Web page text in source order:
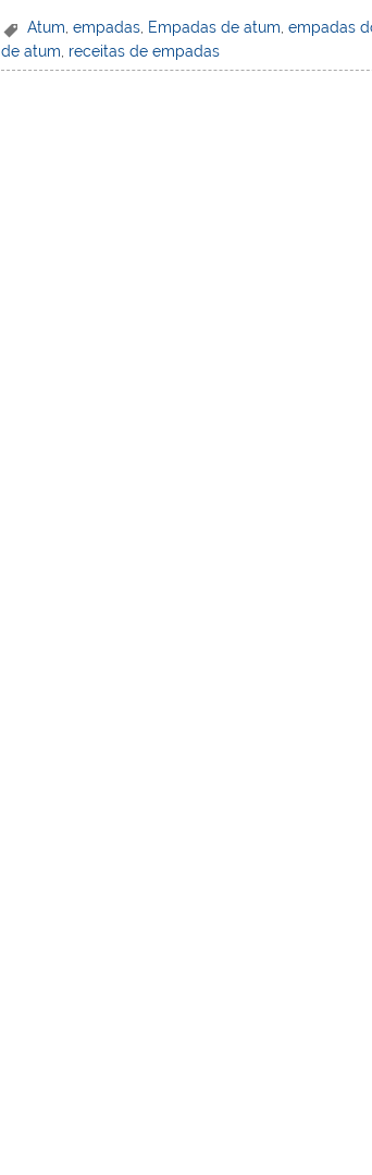
er
e
k
e
c
e
itt
er
ai
l
h
o
t
e
Atum ,empadas Empadas de atum ,empadas
de atum receitas de empadas